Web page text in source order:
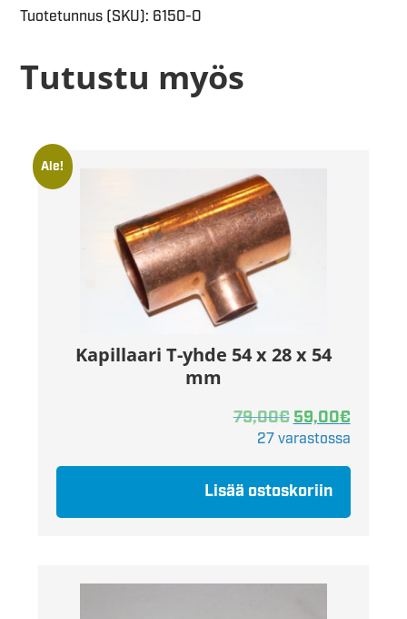
Tuotetunnus (SKU): 6150-O
Tutustu myös
Ale!
Kapillaari T-yhde 54 x 28 x 54
mm
79,00€59,00€
27 varastossa
Lisää ostoskoriin